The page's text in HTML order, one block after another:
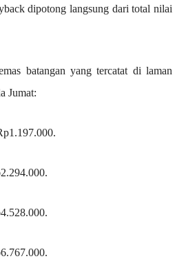
dipotong langsung dari total nilai
batangan yang tercatat di laman
Jumat: